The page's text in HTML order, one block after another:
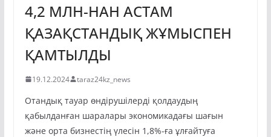
4,2 МЛН-НАН АСТАМ
ҚАЗАҚСТАНДЫҚ ЖҰМЫСПЕН
ҚАМТЫЛДЫ
19.12.2024 taraz24kz_news
Отандық тауар өндірушілерді қолдаудың
қабылданған шаралары экономикадағы шағын
және орта бизнестің үлесін 1,8%-ға ұлғайтуға